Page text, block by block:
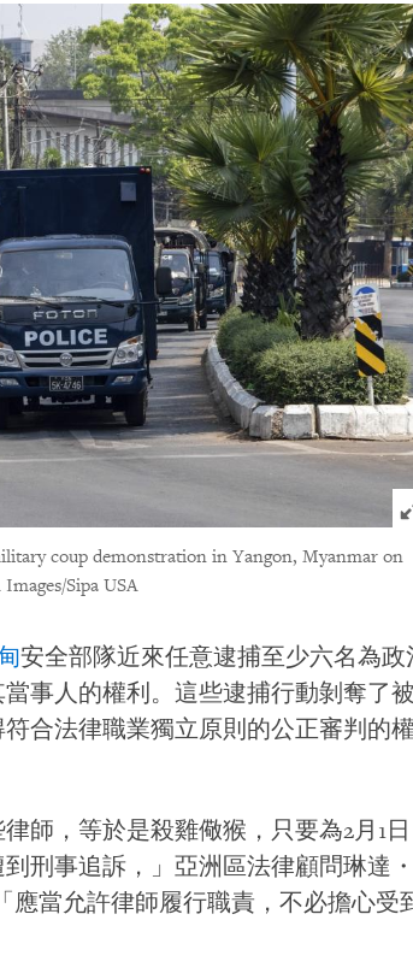
coup demonstration in Yangon, Myanmar on
Sipa USA
安全部隊近來任意逮捕至少六名為政
事人的權利。這些逮捕行動剝奪了被
合法律職業獨立原則的公正審判的權
師，等於是殺雞儆猴，只要為2月1日
刑事追訴，」亞洲區法律顧問琳達・
應當允許律師履行職責，不必擔心受